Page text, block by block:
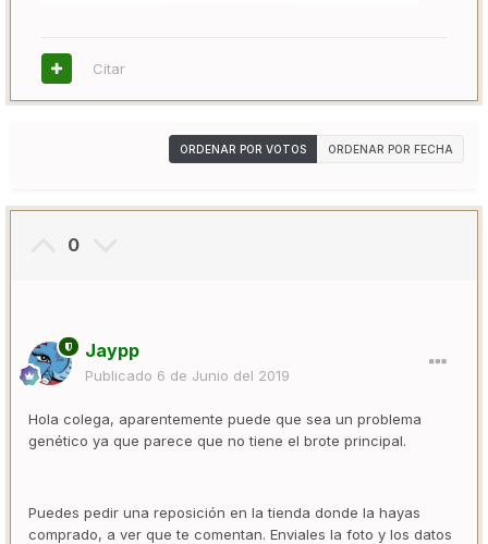
Citar
ORDENAR POR VOTOS ORDENAR POR FECHA
0
Jaypp
Publicado 6 de Junio del 2019
Hola colega, aparentemente puede que sea un problema
genético ya que parece que no tiene el brote principal.
Puedes pedir una reposición en la tienda donde la hayas
comprado, a ver que te comentan. Enviales la foto y los datos